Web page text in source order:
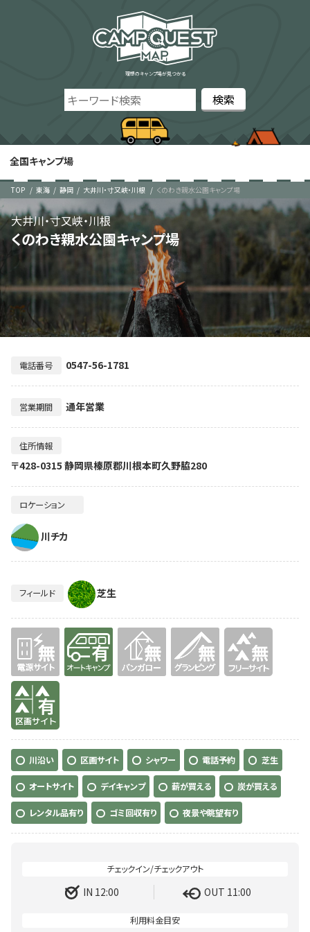
理想のキャンプ場が見つかる
全国キャンプ場
TOP 東海 静岡 大井川・寸又峡・川根 くのわき親水公園キャンプ場
くのわき親水公園キャンプ場
大井川・寸又峡・川根
電話番号 0547-56-1781
営業期間 通年営業
住所情報
〒428-0315 静岡県榛原郡川根本町久野脇280
ロケーション
川チカ
フィールド 芝生
無 有り
有り
川沿い 区画サイト シャワー 電話予約 芝生
オートサイト デイキャンプ 薪が買える 炭が買える
レンタル品有り ゴミ回収有り 夜景や眺望有り
IN 12:00 OUT 11:00